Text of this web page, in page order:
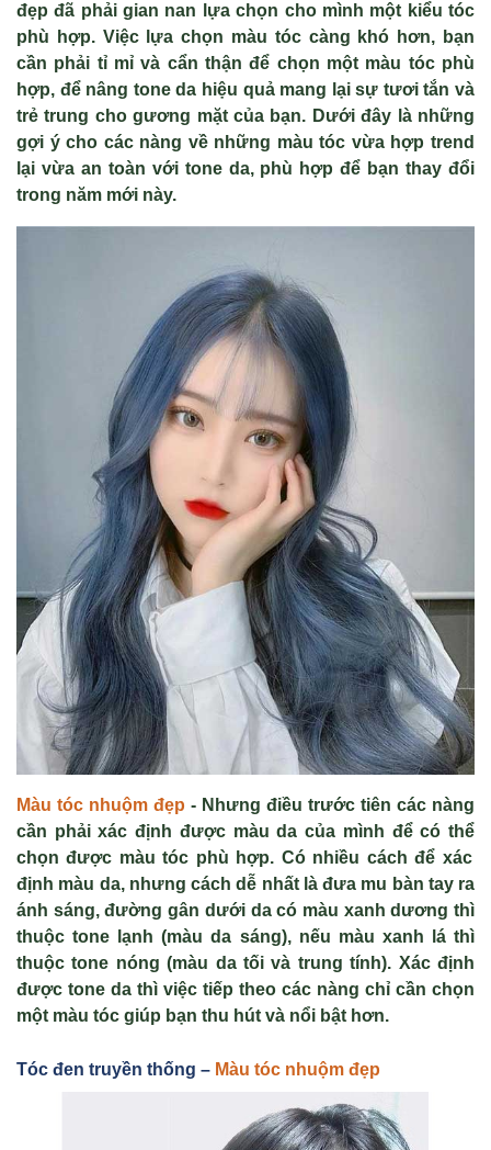
đẹp đã phải gian nan l ựa chọn cho mình một kiểu tóc
phù hợp. Việc l ựa chọn màu tóc càng khó hơn, bạn
cần phải tỉmỉ và cẩn thận để chọn một màu tóc phù
hợp, đểnâng tone da hiệu quảmang l ại sự tươi tắn và
trẻ trung cho gương mặt của bạn. Dưới đây là những
gợi ý cho các nàng vềnhững màu tóc vừa hợp trend
ại vừa an toàn với tone da, phù hợp để bạn thay đổi
trong năm mới này.
Màu tóc nhuộm đẹp - Nhưng điều trước tiên các nàng
cần phải xác định được màu da của mình đểcó thể
chọn được màu tóc phù hợp. Có nhiều cách để xác
định màu da, nhưng cách dễ nhất là đưa mu bàn tay ra
ánh sáng, đường gân d ưới da có màu xanh d ương thì
thuộc tone lạnh (màu da sáng), nếu màu xanh lá thì
thuộc tone nóng (màu da tối và trung tính). Xác định
được tone da thì việc tiếp theo các nàng chỉ cần chọn
một màu tóc giúp bạn thu hút và nổi bật hơn.
Tóc đen truyền thống – Màu tóc nhuộm đẹp